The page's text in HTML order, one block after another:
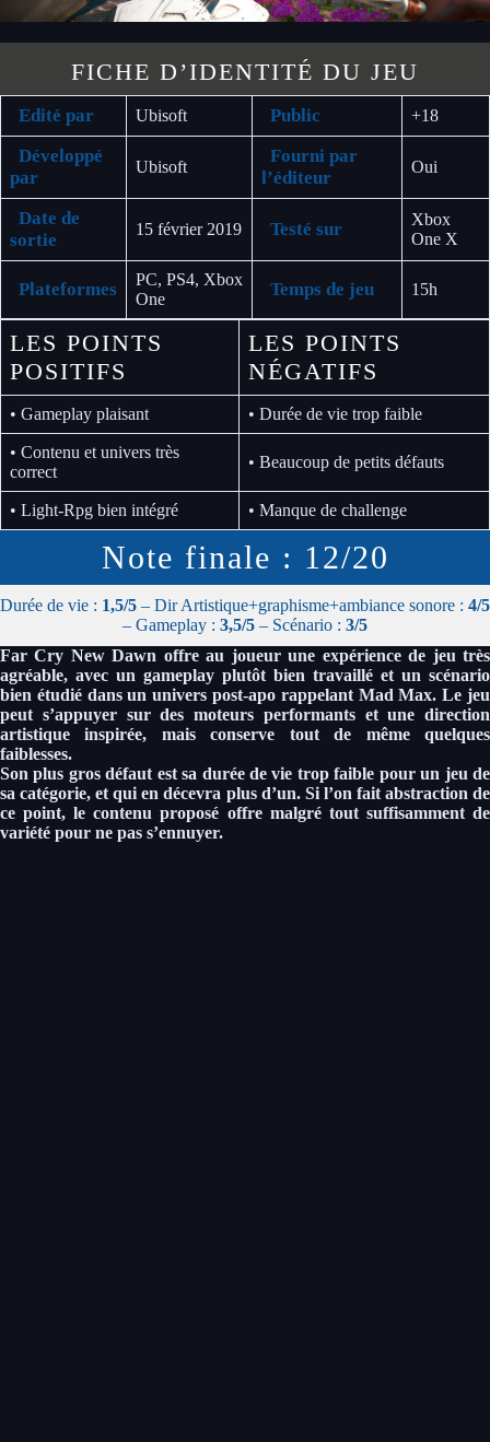
FICHE D’IDENTITÉ DU JEU
Edité par Ubisoft Public +18
Développé
par
Ubisoft
Fourni par
l’éditeur
Oui
Date de
sortie
15 février 2019 Testé sur
Xbox
One X
Plateformes
PC, PS4, Xbox
One
Temps de jeu 15h
LES POINTS
POSITIFS
LES POINTS
NÉGATIFS
• Gameplay plaisant • Durée de vie trop faible
• Contenu et univers très
correct
• Beaucoup de petits défauts
• Light-Rpg bien intégré • Manque de challenge
Note finale : 12/20
Durée de vie : 1,5/5 – Dir Artistique+graphisme+ambiance sonore : 4/5
– Gameplay : 3,5/5 – Scénario : 3/5
Far Cry New Dawn offre au joueur une expérience de jeu très
agréable, avec un gameplay plutôt bien travaillé et un scénario
bien étudié dans un univers post-apo rappelant Mad Max. Le jeu
peut s’appuyer sur des moteurs performants et une direction
artistique inspirée, mais conserve tout de même quelques
faiblesses.
Son plus gros défaut est sa durée de vie trop faible pour un jeu de
sa catégorie, et qui en décevra plus d’un. Si l’on fait abstraction de
ce point, le contenu proposé offre malgré tout suffisamment de
variété pour ne pas s’ennuyer.